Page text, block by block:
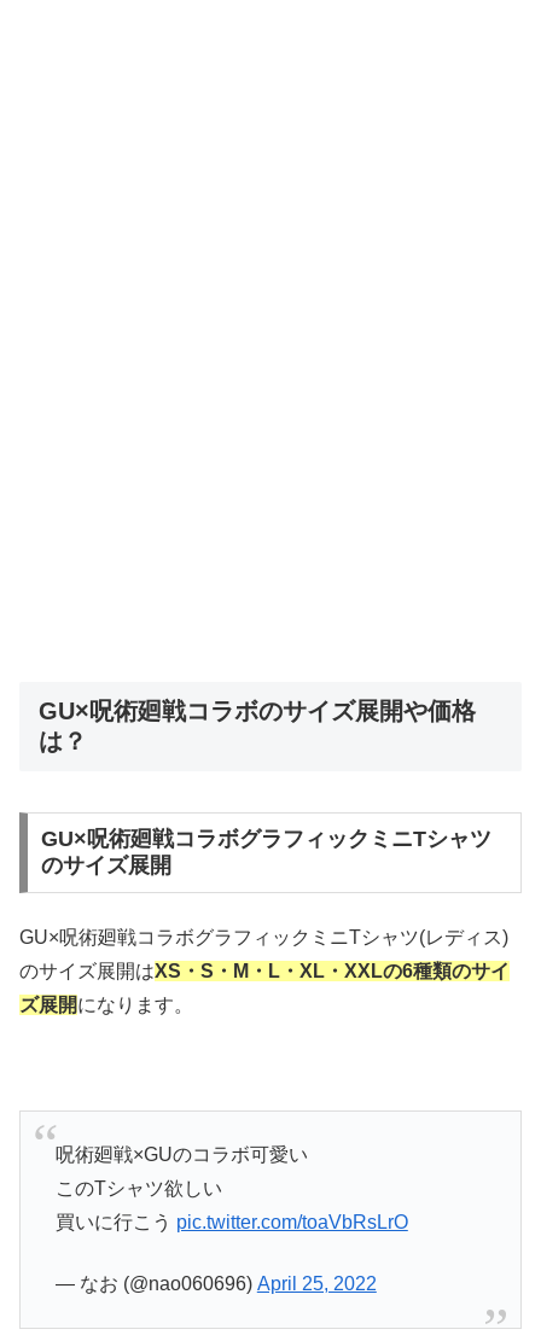
GU×呪術廻戦コラボのサイズ展開や価格
は？
GU×呪術廻戦コラボグラフィックミニTシャツ
のサイズ展開
GU×呪術廻戦コラボグラフィックミニTシャツ(レディス)
のサイズ展開はXS・S・M・L・XL・XXLの6種類のサイ
ズ展開になります。
呪術廻戦×GUのコラボ可愛い
このTシャツ欲しい
買いに行こう pic.twitter.com/toaVbRsLrO
— なお (@nao060696) April 25, 2022